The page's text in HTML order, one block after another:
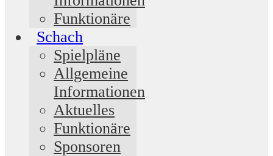
Funktionäre
Schach
Spielpläne
Allgemeine
Informationen
Aktuelles
Funktionäre
Sponsoren